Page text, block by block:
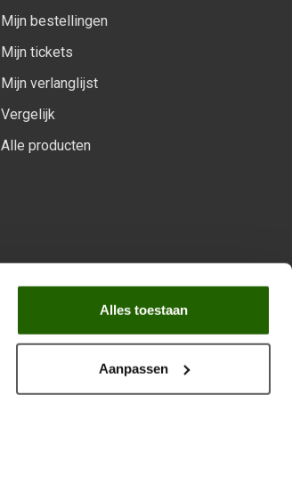
Alles toestaan
Aanpassen
Mijn bestellingen
Mijn tickets
Mijn verlanglijst
Vergelijk
Alle producten